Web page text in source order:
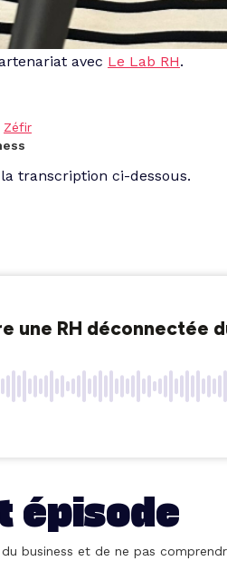
avec Le Lab RH.
Zéfir
transcription ci-dessous.
épisode
business et de ne pas